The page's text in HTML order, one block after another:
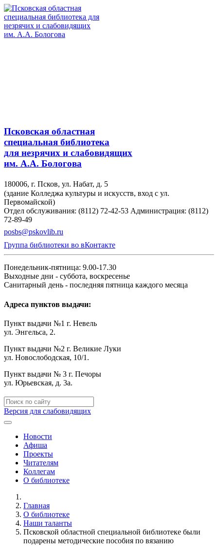
Псковская областная
специальная библиотека
для незрячих и слабовидящих
им. А.А. Бологова
180006, г. Псков, ул. Набат, д. 5
(здание Колледжа культуры и искусств, вход с ул.
Первомайской)
Отдел обслуживания: (8112) 72-42-53 Администрация: (8112)
72-89-49
posbs@pskovlib.ru
Группа библиотеки во вКонтакте
Понедельник-пятница: 9.00-17.30
Выходные дни - суббота, воскресенье
Санитарный день - последняя пятница каждого месяца
Адреса пунктов выдачи:
Пункт выдачи №1 г. Невель
ул. Энгельса, 2.
Пункт выдачи №2 г. Великие Луки
ул. Новослободская, 10/1.
Пункт выдачи № 3 г. Печоры
ул. Юрьевская, д. 3а.
Версия для слабовидящих
Новости
Афиша
Проекты
Читателям
Коллегам
О библиотеке
Главная
О библиотеке
Наши таланты
Псковской областной специальной библиотеке были
подарены методические пособия по вязанию